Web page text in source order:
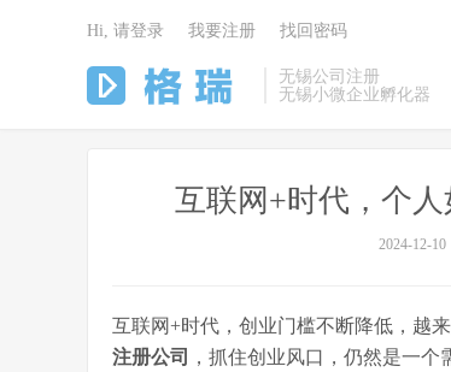
无锡公司注册
无锡小微企业孵化器
Hi, 请登录 我要注册 找回密码
互联网+时代，个
2024-12-10
互联网+时代，创业门槛不断降低，越
注册公司
，抓住创业风口，仍然是一